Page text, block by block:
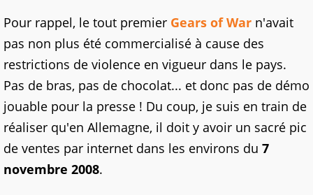
Pour rappel, le tout premier Gears of War n'avait
pas non plus été commercialisé à cause des
restrictions de violence en vigueur dans le pays.
Pas de bras, pas de chocolat... et donc pas de démo
jouable pour la presse ! Du coup, je suis en train de
réaliser qu'en Allemagne, il doit y avoir un sacré pic
de ventes par internet dans les environs du 7
novembre 2008.